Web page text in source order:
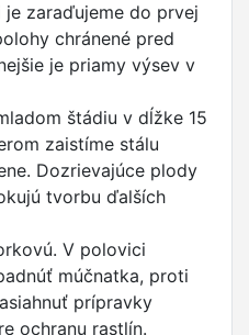
zaraďujeme do prvej
chránené pred
je priamy výsev v
štádiu v dĺžke 15
zaistíme stálu
Dozrievajúce plody
tvorbu ďalších
V polovici
múčnatka, proti
prípravky
ochranu rastlín.